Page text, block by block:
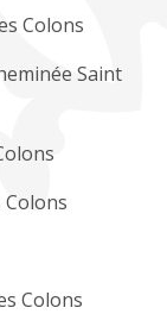
Colons
Saint
Colons
Colons